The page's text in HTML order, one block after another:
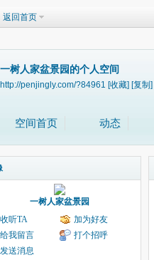
返回首页
一树人家盆景园的个人空间
http://penjingly.com/?84961 [收藏] [复制]
空间首页 动态
一树人家盆景园
收听TA
加为好友
给我留言
打个招呼
发送消息